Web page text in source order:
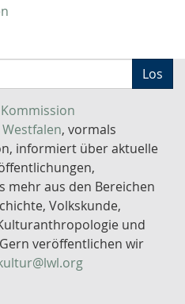
Los
Kommission
, vormals
informiert über aktuelle
mehr aus den Bereichen
Volkskunde,
und
veröffentlichen wir